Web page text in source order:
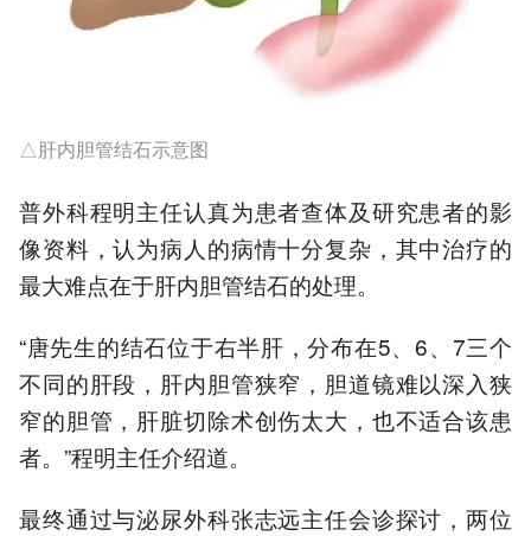
△肝内胆管结石示意图
普外科程明主任认真为患者查体及研究患者的影
像资料，认为病人的病情十分复杂，其中治疗的
最大难点在于肝内胆管结石的处理。
“唐先生的结石位于右半肝，分布在5、6、7三个
不同的肝段，肝内胆管狭窄，胆道镜难以深入狭
窄的胆管，肝脏切除术创伤太大，也不适合该患
者。”程明主任介绍道。
最终通过与泌尿外科张志远主任会诊探讨，两位